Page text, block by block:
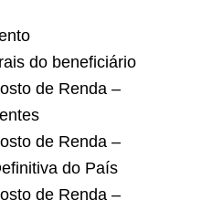
do beneficiário
de Renda –
de Renda –
do País
de Renda –